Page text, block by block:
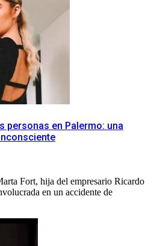
personas en Palermo: una
Fort, hija del empresario Ricardo
en un accidente de